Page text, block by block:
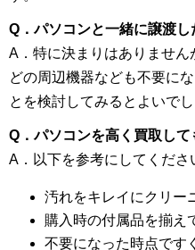
Q．パソコンと一緒に譲渡
A．特に決まりはありませ
どの周辺機器なども不要に
とを検討してみるとよいでし
Q．パソコンを高く買取して
A．以下を参考にしてくださ
汚れをキレイにクリー
購入時の付属品を揃え
不要になった時点です